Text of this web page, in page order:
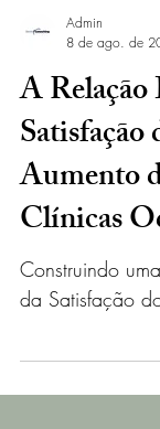
8 de ago. de
A
Satisfação
Aumento
Clínicas
Construindo
da Satisfação